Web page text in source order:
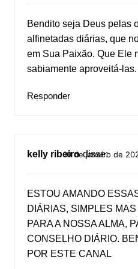
Bendito seja Deus pelas
alfinetadas diárias, que
em Sua Paixão. Que Ele
sabiamente aproveitá-las.
Responder
kelly ribeiro disse:
10 de janeiro de
ESTOU AMANDO
DIÁRIAS, SIMPLES
PARA A NOSSA ALMA,
CONSELHO DIÁRIO.
POR ESTE CANAL